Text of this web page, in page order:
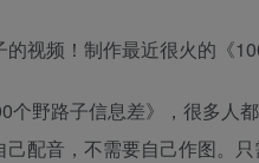
视频！制作最近很火的《
个野路子信息差》，很多人
配音，不需要自己作图。